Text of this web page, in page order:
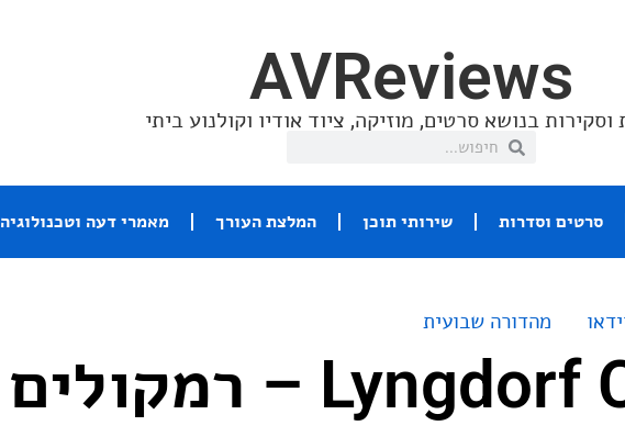
AVReviews
בנושא סרטים, מוזיקה, ציוד אודיו וקולנוע ביתי
סרטים וסדרות שירותי תוכן המלצת העורך מאמרי דעה וטכנולוגיה
מהדורה שבועית
Lyngdorf Cue-100 – רמקולים